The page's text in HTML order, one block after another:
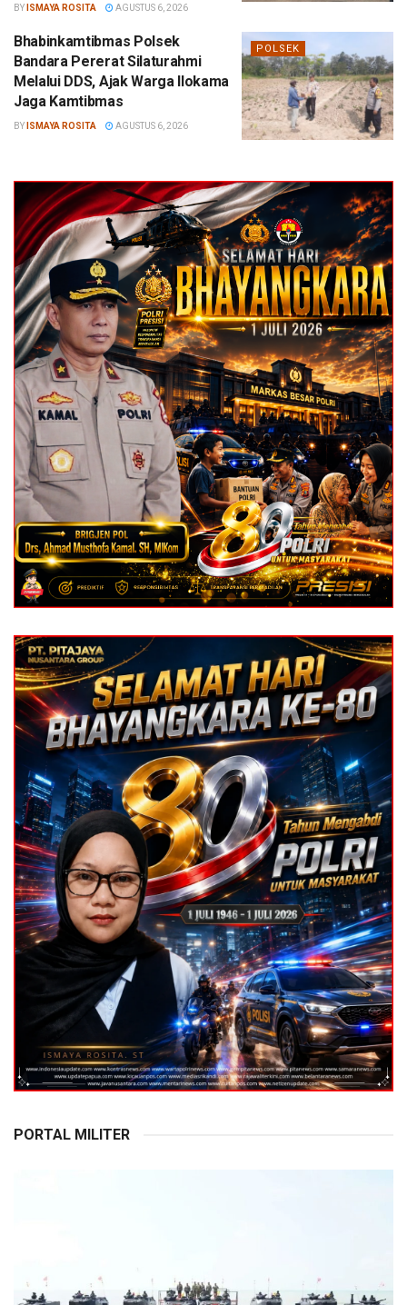
BY ISMAYA ROSITA AGUSTUS 6, 2026
POLSEK
Bhabinkamtibmas Polsek
Bandara Pererat Silaturahmi
Melalui DDS, Ajak Warga Ilokama
Jaga Kamtibmas
BY ISMAYA ROSITA AGUSTUS 6, 2026
PORTAL MILITER